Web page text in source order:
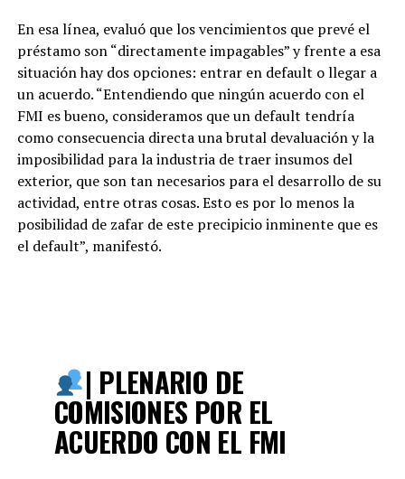
En esa línea, evaluó que los vencimientos que prevé el
préstamo son “directamente impagables” y frente a esa
situación hay dos opciones: entrar en default o llegar a
un acuerdo. “Entendiendo que ningún acuerdo con el
FMI es bueno, consideramos que un default tendría
como consecuencia directa una brutal devaluación y la
imposibilidad para la industria de traer insumos del
exterior, que son tan necesarios para el desarrollo de su
actividad, entre otras cosas. Esto es por lo menos la
posibilidad de zafar de este precipicio inminente que es
el default”, manifestó.
| PLENARIO DE
COMISIONES POR EL
ACUERDO CON EL FMI